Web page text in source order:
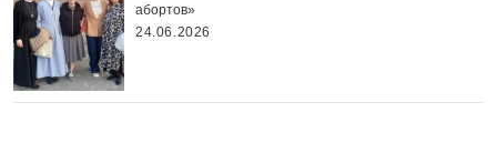
абортов»
24.06.2026